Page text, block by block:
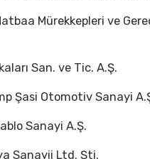
Mürekkepleri ve
San. ve Tic. A.Ş.
Şasi Otomotiv Sanayi
Sanayi A.Ş.
Sanayii Ltd. Şti.